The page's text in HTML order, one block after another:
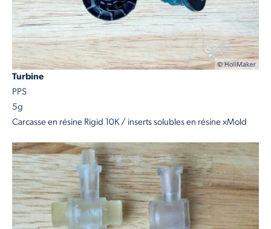
Turbine
PPS
5g
Carcasse en résine Rigid 10K / inserts solubles en résine xMold